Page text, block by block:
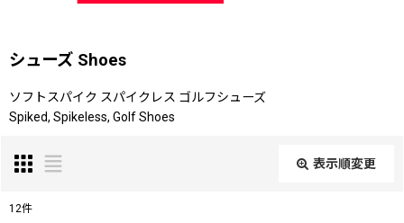
シューズ Shoes
ソフトスパイク スパイクレス ゴルフシューズ
Spiked, Spikeless, Golf Shoes
表示順変更
12件